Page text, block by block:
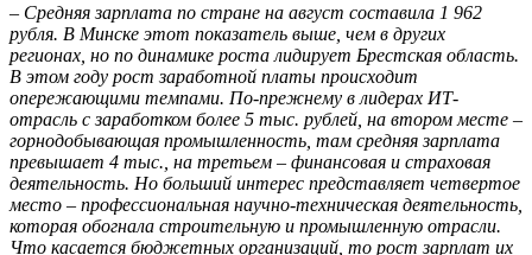
– Средняя зарплата по стране на август составила 1 962
рубля. В Минске этот показатель выше, чем в других
регионах, но по динамике роста лидирует Брестская область.
В этом году рост заработной платы происходит
опережающими темпами. По-прежнему в лидерах ИТ-
отрасль с заработком более 5 тыс. рублей, на втором месте –
горнодобывающая промышленность, там средняя зарплата
превышает 4 тыс., на третьем – финансовая и страховая
деятельность. Но больший интерес представляет четвертое
место – профессиональная научно-техническая деятельность,
которая обогнала строительную и промышленную отрасли.
Что касается бюджетных организаций, то рост зарплат их